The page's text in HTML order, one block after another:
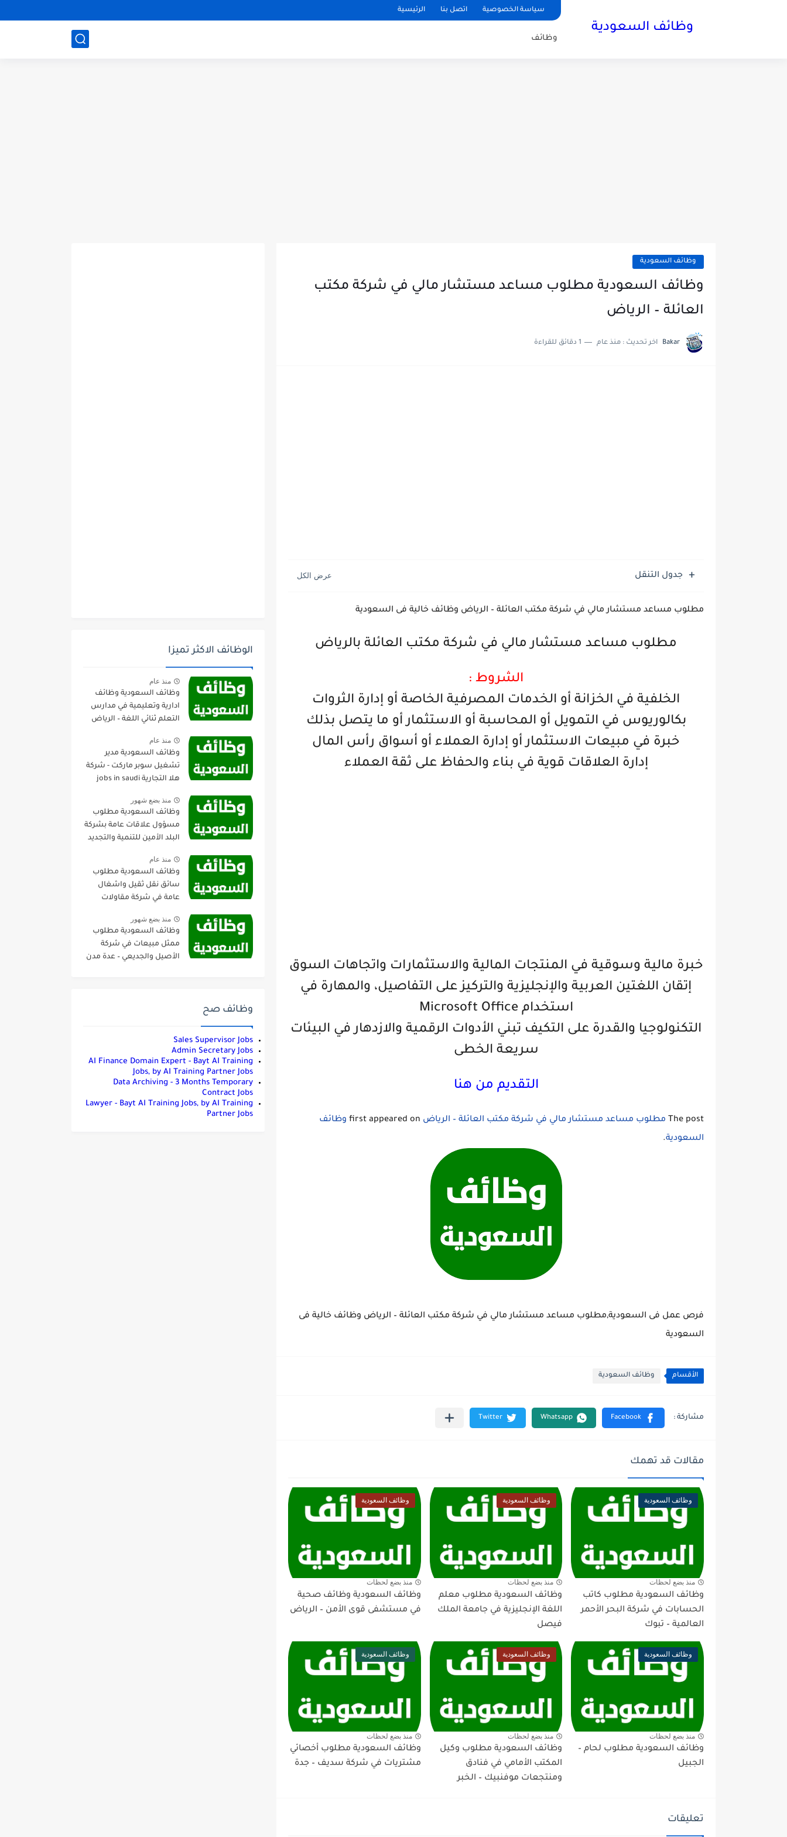
سياسة الخصوصية اتصل بنا الرئيسية
وظائف السعودية
وظائف
وظائف السعودية
وظائف السعودية مطلوب مساعد مستشار مالي في شركة مكتب
العائلة – الرياض
Bakar اخر تحديث : منذ عام 1 دقائق للقراءة
جدول التنقل
مطلوب مساعد مستشار مالي في شركة مكتب العائلة – الرياض وظائف خالية فى السعودية
مطلوب مساعد مستشار مالي في شركة مكتب العائلة بالرياض
الشروط :
الخلفية في الخزانة أو الخدمات المصرفية الخاصة أو إدارة الثروات
بكالوريوس في التمويل أو المحاسبة أو الاستثمار أو ما يتصل بذلك
خبرة في مبيعات الاستثمار أو إدارة العملاء أو أسواق رأس المال
إدارة العلاقات قوية في بناء والحفاظ على ثقة العملاء
خبرة مالية وسوقية في المنتجات المالية والاستثمارات واتجاهات السوق
إتقان اللغتين العربية والإنجليزية والتركيز على التفاصيل، والمهارة في
استخدام Microsoft Office
التكنولوجيا والقدرة على التكيف تبني الأدوات الرقمية والازدهار في البيئات
سريعة الخطى
التقديم من هنا
The post مطلوب مساعد مستشار مالي في شركة مكتب العائلة – الرياض
وظائف
السعودية.
فرص عمل فى السعودية,مطلوب مساعد مستشار مالي في شركة مكتب العائلة – الرياض وظائف خالية فى
السعودية
الأقسام وظائف السعودية
مقالات قد تهمك
وظائف السعودية
منذ بضع لحظات
وظائف السعودية مطلوب كاتب
الحسابات في شركة البحر الأحمر
العالمية – تبوك
وظائف السعودية
منذ بضع لحظات
وظائف السعودية مطلوب معلم
اللغة الإنجليزية في جامعة الملك
فيصل
وظائف السعودية
منذ بضع لحظات
وظائف السعودية وظائف صحية
في مستشفى قوى الأمن – الرياض
وظائف السعودية
منذ بضع لحظات
وظائف السعودية مطلوب لحام –
الجبيل
وظائف السعودية
منذ بضع لحظات
وظائف السعودية مطلوب وكيل
المكتب الأمامي في فنادق
ومنتجعات موفنبيك – الخبر
وظائف السعودية
منذ بضع لحظات
وظائف السعودية مطلوب أخصائي
مشتريات في شركة سديف – جدة
تعليقات
الوظائف الاكثر تميزا
منذ عام
وظائف السعودية وظائف
ادارية وتعليمية في مدارس
التعلم ثنائي اللغة – الرياض
منذ عام
وظائف السعودية مدير
تشغيل سوبر ماركت - شركة
هلا التجارية jobs in saudi
منذ بضع شهور
وظائف السعودية مطلوب
مسؤول علاقات عامة بشركة
البلد الأمين للتنمية والتجديد
منذ عام
وظائف السعودية مطلوب
سائق نقل ثقيل واشغال
عامة في شركة مقاولات
منذ بضع شهور
وظائف السعودية مطلوب
ممثل مبيعات في شركة
الأصيل والجديعي – عدة مدن
وظائف صح
Sales Supervisor Jobs
Admin Secretary Jobs
AI Finance Domain Expert - Bayt AI Training
Jobs, by AI Training Partner Jobs
Data Archiving - 3 Months Temporary
Contract Jobs
Lawyer - Bayt AI Training Jobs, by AI Training
Partner Jobs